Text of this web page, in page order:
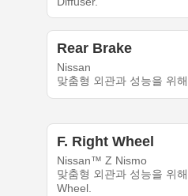
Rear Brake
Nissan
맞춤형 외관과 성능을 위
F. Right Wheel
Nissan™ Z Nismo
맞춤형 외관과 성능을 위
Wheel.